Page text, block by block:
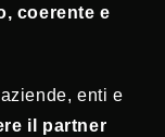
coerente e
enti e
il partner